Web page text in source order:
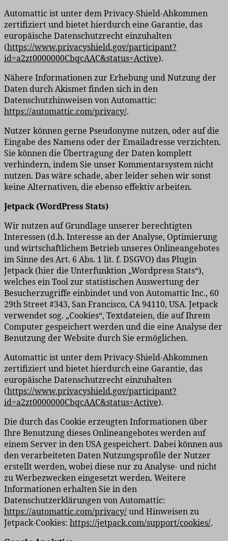
Automattic ist unter dem Privacy-Shield-Abkommen
zertifiziert und bietet hierdurch eine Garantie, das
europäische Datenschutzrecht einzuhalten
(https://www.privacyshield.gov/participant?
id=a2zt0000000CbqcAAC&status=Active).
Nähere Informationen zur Erhebung und Nutzung der
Daten durch Akismet finden sich in den
Datenschutzhinweisen von Automattic:
https://automattic.com/privacy/.
Nutzer können gerne Pseudonyme nutzen, oder auf die
Eingabe des Namens oder der Emailadresse verzichten.
Sie können die Übertragung der Daten komplett
verhindern, indem Sie unser Kommentarsystem nicht
nutzen. Das wäre schade, aber leider sehen wir sonst
keine Alternativen, die ebenso effektiv arbeiten.
Jetpack (WordPress Stats)
Wir nutzen auf Grundlage unserer berechtigten
Interessen (d.h. Interesse an der Analyse, Optimierung
und wirtschaftlichem Betrieb unseres Onlineangebotes
im Sinne des Art. 6 Abs. 1 lit. f. DSGVO) das Plugin
Jetpack (hier die Unterfunktion „Wordpress Stats“),
welches ein Tool zur statistischen Auswertung der
Besucherzugriffe einbindet und von Automattic Inc., 60
29th Street #343, San Francisco, CA 94110, USA. Jetpack
verwendet sog. „Cookies“, Textdateien, die auf Ihrem
Computer gespeichert werden und die eine Analyse der
Benutzung der Website durch Sie ermöglichen.
Automattic ist unter dem Privacy-Shield-Abkommen
zertifiziert und bietet hierdurch eine Garantie, das
europäische Datenschutzrecht einzuhalten
(https://www.privacyshield.gov/participant?
id=a2zt0000000CbqcAAC&status=Active).
Die durch das Cookie erzeugten Informationen über
Ihre Benutzung dieses Onlineangebotes werden auf
einem Server in den USA gespeichert. Dabei können aus
den verarbeiteten Daten Nutzungsprofile der Nutzer
erstellt werden, wobei diese nur zu Analyse- und nicht
zu Werbezwecken eingesetzt werden. Weitere
Informationen erhalten Sie in den
Datenschutzerklärungen von Automattic:
https://automattic.com/privacy/und Hinweisen zu
Jetpack-Cookies: https://jetpack.com/support/cookies/.